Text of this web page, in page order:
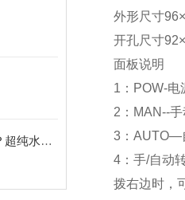
塑料管浮子流量计哪家口碑好？超纯水专用/水处理用塑料管转子流量计厂家推荐
外形尺寸
开孔尺寸
面板说明
1：POW-电
2：MAN--
3：AUTO—
4：手/自动
拨右边时，